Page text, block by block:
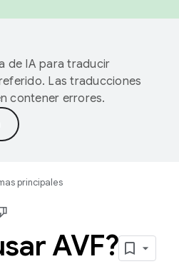
de IA para traducir
Las traducciones
contener errores.
principales
AVF?